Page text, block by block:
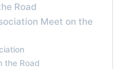
Road
Meet on the
the Road